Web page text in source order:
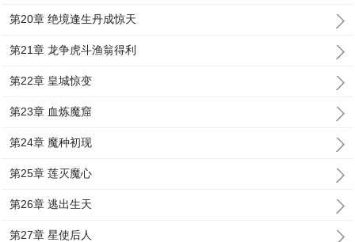
第20章 绝境逢生丹成惊天
第21章 龙争虎斗渔翁得利
第22章 皇城惊变
第23章 血炼魔窟
第24章 魔种初现
第25章 莲灭魔心
第26章 逃出生天
第27章 星使后人